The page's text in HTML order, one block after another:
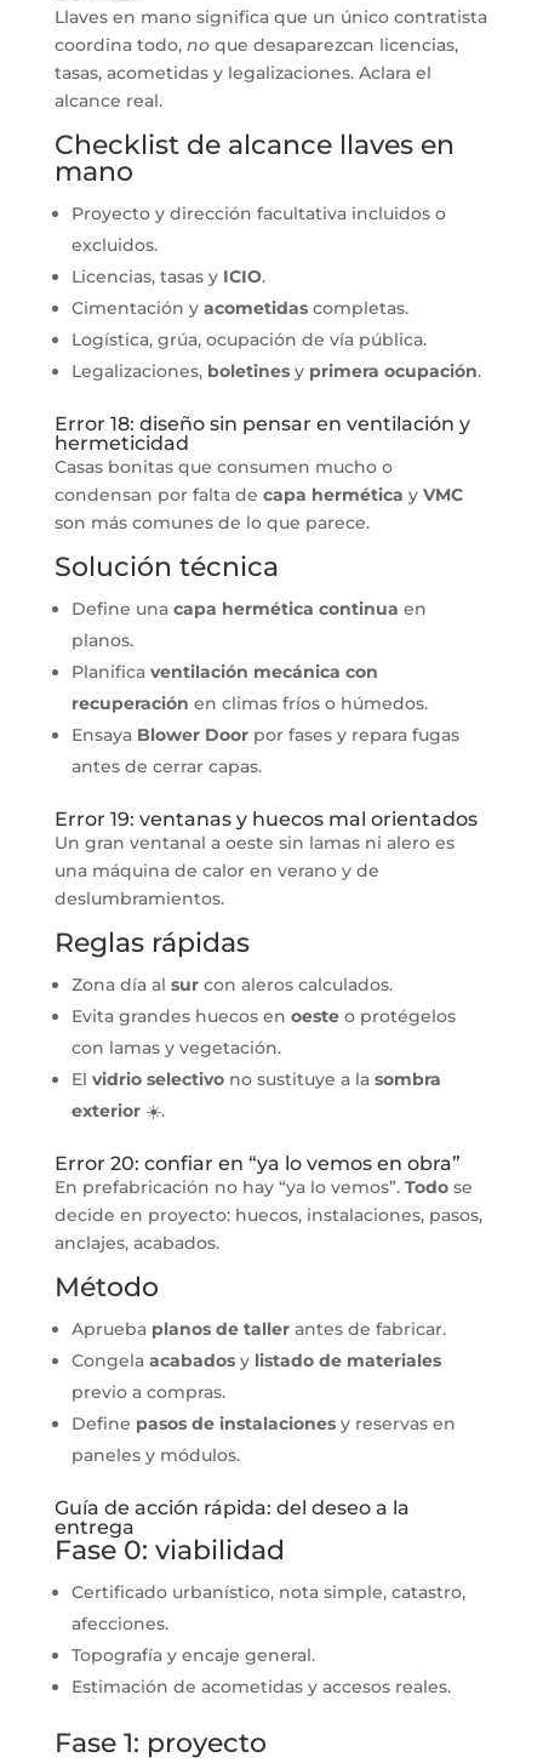
Llaves en mano significa que un único contratista
coordina todo, noque desaparezcan licencias,
tasas, acometidas y legalizaciones. Aclara el
alcance real.
Checklist de alcance llaves en
mano
Proyecto y dirección facultativa incluidos o
excluidos.
Licencias, tasas y ICIO.
Cimentación y acometidascompletas.
Logística, grúa, ocupación de vía pública.
Legalizaciones, boletinesy primera ocupación.
Error 18: diseño sin pensar en ventilación y
hermeticidad
Casas bonitas que consumen mucho o
condensan por falta de capa hermética y VMC
son más comunes de lo que parece.
Solución técnica
Define una capa hermética continua en
planos.
Planifica ventilación mecánica con
recuperación en climas fríos o húmedos.
Ensaya Blower Doorpor fases y repara fugas
antes de cerrar capas.
Error 19: ventanas y huecos mal orientados
Un gran ventanal a oeste sin lamas ni alero es
una máquina de calor en verano y de
deslumbramientos.
Reglas rápidas
Zona día al surcon aleros calculados.
Evita grandes huecos en oesteo protégelos
con lamas y vegetación.
El vidrio selectivono sustituye a la sombra
exterior☀️.
Error 20: confiar en “ya lo vemos en obra”
En prefabricación no hay “ya lo vemos”. Todose
decide en proyecto: huecos, instalaciones, pasos,
anclajes, acabados.
Método
Aprueba planos de tallerantes de fabricar.
Congela acabadosy listado de materiales
previo a compras.
Define pasos de instalacionesy reservas en
paneles y módulos.
Guía de acción rápida: del deseo a la
entrega
Fase 0: viabilidad
Certificado urbanístico, nota simple, catastro,
afecciones.
Topografía y encaje general.
Estimación de acometidas y accesos reales.
Fase 1: proyecto